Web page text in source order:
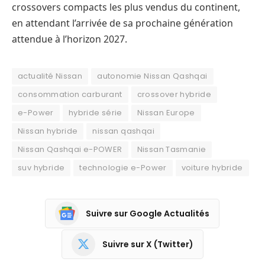
crossovers compacts les plus vendus du continent,
en attendant l’arrivée de sa prochaine génération
attendue à l’horizon 2027.
actualité Nissan
autonomie Nissan Qashqai
consommation carburant
crossover hybride
e-Power
hybride série
Nissan Europe
Nissan hybride
nissan qashqai
Nissan Qashqai e-POWER
Nissan Tasmanie
suv hybride
technologie e-Power voiture hybride
Suivre sur Google Actualités
Suivre sur X (Twitter)